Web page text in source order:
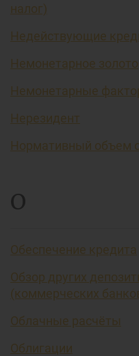
налог)
Недействующие
Немонетарное золото
Немонетарные
Нерезидент
Нормативный объем
О
Обеспечение кредита
Обзор других
(коммерческих
Облачные расчёты
Облигации